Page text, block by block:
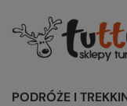
PODRÓŻE I